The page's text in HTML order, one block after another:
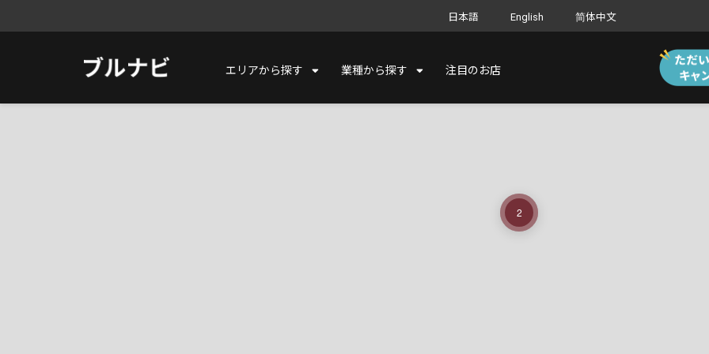
日本語 English 简体中文
エリアから探す 業種から探す 注目のお店
2